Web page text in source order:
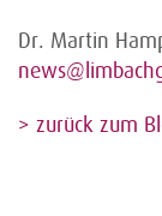
Dr. Martin
> zurück zum